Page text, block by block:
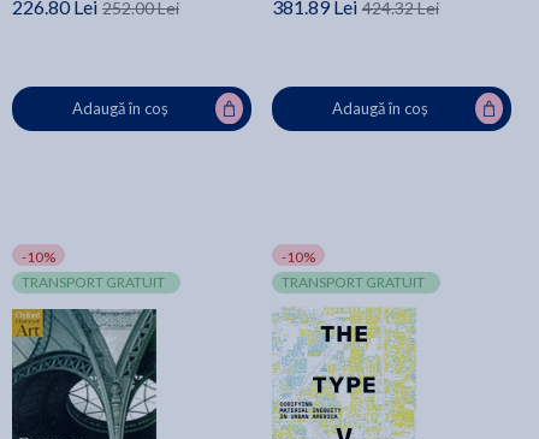
226.80 Lei 252.00 Lei
Adaugă în coș
381.89 Lei 424.32 Lei
Adaugă în coș
-10%
TRANSPORT GRATUIT
-10%
TRANSPORT GRATUIT